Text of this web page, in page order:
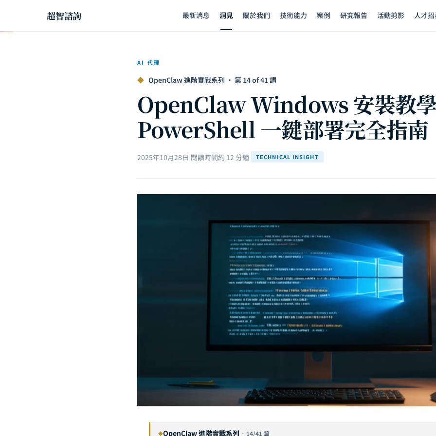
超智諮詢 最新消息 洞見 關於我們 技術能力 案例 研究報告 活動剪影 人才
AI 代理
◆ OpenClaw 進階實戰系列 · 第 14 of 41 講
OpenClaw Windows 安裝教
PowerShell 一鍵部署完全指南
2025年10月28日 閱讀時間約 12 分鐘 TECHNICAL INSIGHT
◆OpenClaw 進階實戰系列 · 14/41 篇